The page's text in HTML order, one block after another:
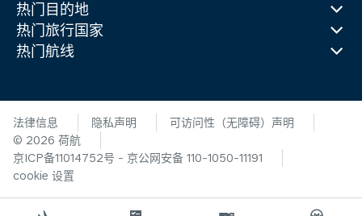
热门目的地
热门旅行国家
热门航线
法律信息 隐私声明
可访问性（无障碍）声明
© 2026 荷航
京ICP备11014752号 - 京公网安备 110-1050-11191
cookie 设置